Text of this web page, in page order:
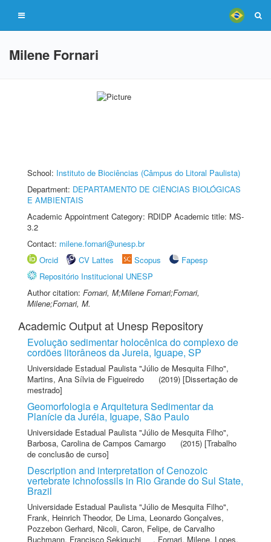
Milene Fornari
School: Instituto de Biociências (Câmpus do Litoral Paulista)
Department: DEPARTAMENTO DE CIÊNCIAS BIOLÓGICAS
E AMBIENTAIS
Academic Appointment Category: RDIDP Academic title: MS-
3.2
Contact: milene.fornari@unesp.br
Orcid
CV Lattes Scopus
Fapesp
Repositório Institucional UNESP
Author citation: Fornari, M;Milene Fornari;Fornari,
Milene;Fornari, M.
Academic Output at Unesp Repository
Evolução sedimentar holocênica do complexo de
cordões litorâneos da Jureia, Iguape, SP
Universidade Estadual Paulista "Júlio de Mesquita Filho",
Martins, Ana Sílvia de Figueiredo
(2019) [Dissertação de
mestrado]
Geomorfologia e Arquitetura Sedimentar da
Planície da Juréia, Iguape, São Paulo
Universidade Estadual Paulista "Júlio de Mesquita Filho",
Barbosa, Carolina de Campos Camargo
(2015) [Trabalho
de conclusão de curso]
Description and interpretation of Cenozoic
vertebrate ichnofossils in Rio Grande do Sul State,
Brazil
Universidade Estadual Paulista "Júlio de Mesquita Filho",
Frank, Heinrich Theodor, De Lima, Leonardo Gonçalves,
Pozzebon Gerhard, Nicoli, Caron, Felipe, de Carvalho
Buchmann, Francisco Sekiguchi
, Fornari, Milene, Lopes,